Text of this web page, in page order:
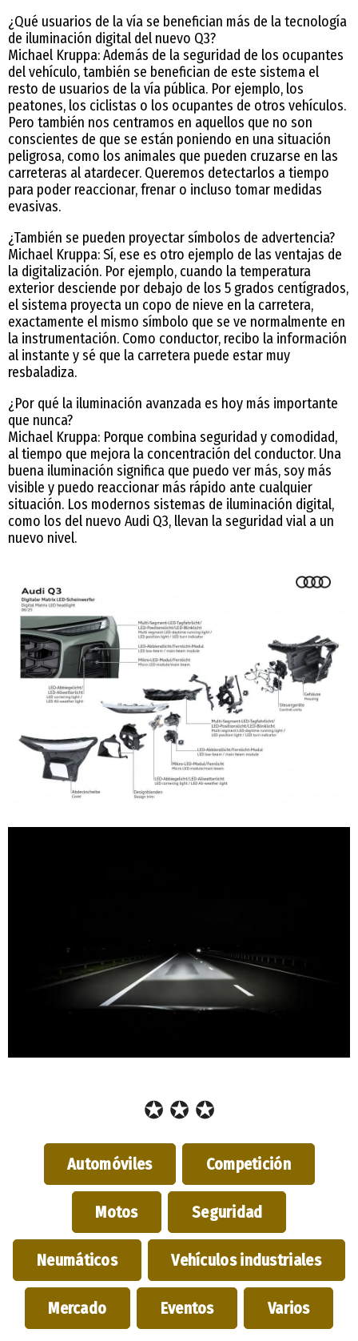
¿Qué usuarios de la vía se benefician más de la tecnología
de iluminación digital del nuevo Q3?
Michael Kruppa: Además de la seguridad de los ocupantes
del vehículo, también se benefician de este sistema el
resto de usuarios de la vía pública. Por ejemplo, los
peatones, los ciclistas o los ocupantes de otros vehículos.
Pero también nos centramos en aquellos que no son
conscientes de que se están poniendo en una situación
peligrosa, como los animales que pueden cruzarse en las
carreteras al atardecer. Queremos detectarlos a tiempo
para poder reaccionar, frenar o incluso tomar medidas
evasivas.
¿También se pueden proyectar símbolos de advertencia?
Michael Kruppa: Sí, ese es otro ejemplo de las ventajas de
la digitalización. Por ejemplo, cuando la temperatura
exterior desciende por debajo de los 5 grados centígrados,
el sistema proyecta un copo de nieve en la carretera,
exactamente el mismo símbolo que se ve normalmente en
la instrumentación. Como conductor, recibo la información
al instante y sé que la carretera puede estar muy
resbaladiza.
¿Por qué la iluminación avanzada es hoy más importante
que nunca?
Michael Kruppa: Porque combina seguridad y comodidad,
al tiempo que mejora la concentración del conductor. Una
buena iluminación significa que puedo ver más, soy más
visible y puedo reaccionar más rápido ante cualquier
situación. Los modernos sistemas de iluminación digital,
como los del nuevo Audi Q3, llevan la seguridad vial a un
nuevo nivel.
✪ ✪ ✪
Automóviles Competición
Motos Seguridad
Neumáticos Vehículos industriales
Mercado Eventos Varios